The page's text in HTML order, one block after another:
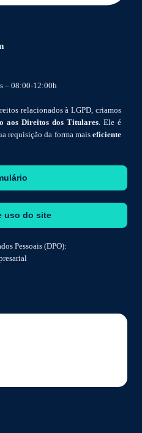
– 08:00-12:00h
relacionados à LGPD, criamos
aos Direitos dos Titulares. Ele é
requisição da forma mais eficiente
uso do site
Pessoais (DPO):